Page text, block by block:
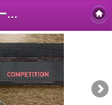
ダイワ サンダウナー CP 47-390S・J（7点ガイド・リールシート装着済）